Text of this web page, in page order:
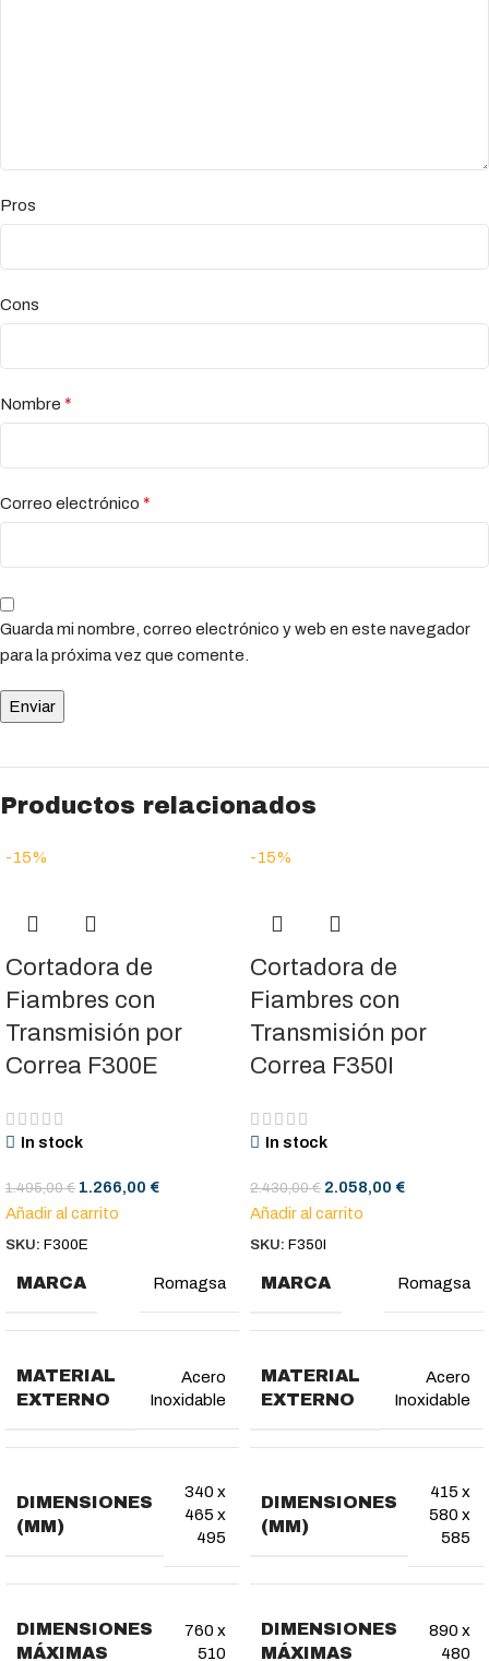
Pros
Cons
Nombre *
Correo electrónico *
Guarda mi nombre, correo electrónico y web en este navegador
para la próxima vez que comente.
Productos relacionados
-15%
Cortadora de
Fiambres con
Transmisión por
Correa F300E
In stock
1.495,00€ 1.266,00 €
Añadir al carrito
SKU: F300E
MARCA Romagsa
MATERIAL
EXTERNO
Acero
Inoxidable
DIMENSIONES
(MM)
340 x
465 x
495
DIMENSIONES
MÁXIMAS
760 x
510
-15%
Cortadora de
Fiambres con
Transmisión por
Correa F350I
In stock
2.430,00€ 2.058,00 €
Añadir al carrito
SKU: F350I
MARCA Romagsa
MATERIAL
EXTERNO
Acero
Inoxidable
DIMENSIONES
(MM)
415 x
580 x
585
DIMENSIONES
MÁXIMAS
890 x
480